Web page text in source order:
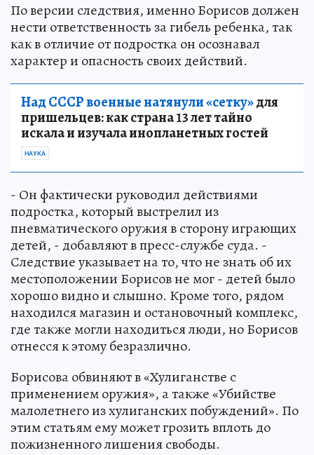
По версии следствия, именно Борисов должен
нести ответственность за гибель ребенка, так
как в отличие от подростка он осознавал
характер и опасность своих действий.
Над СССР военные натянули «сетку»для
пришельцев: как страна 13 лет тайно
искала и изучала инопланетных гостей
НАУКА
- Он фактически руководил действиями
подростка, который выстрелил из
пневматического оружия в сторону играющих
детей, - добавляют в пресс-службе суда. -
Следствие указывает на то, что не знать об их
местоположении Борисов не мог - детей было
хорошо видно и слышно. Кроме того, рядом
находился магазин и остановочный комплекс,
где также могли находиться люди, но Борисов
отнесся к этому безразлично.
Борисова обвиняют в «Хулиганстве с
применением оружия», а также «Убийстве
малолетнего из хулиганских побуждений». По
этим статьям ему может грозить вплоть до
пожизненного лишения свободы.